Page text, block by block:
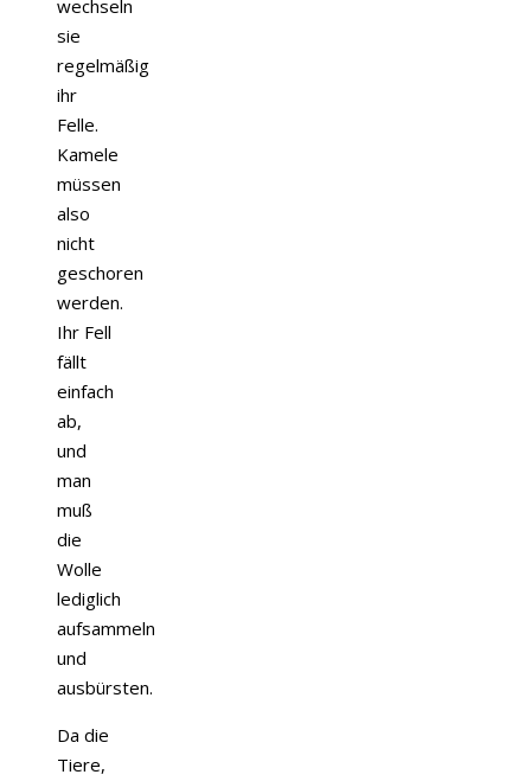
wechseln
sie
regelmäßig
ihr
Felle.
Kamele
müssen
also
nicht
geschoren
werden.
Ihr Fell
fällt
einfach
ab,
und
man
muß
die
Wolle
lediglich
aufsammeln
und
ausbürsten.
Da die
Tiere,